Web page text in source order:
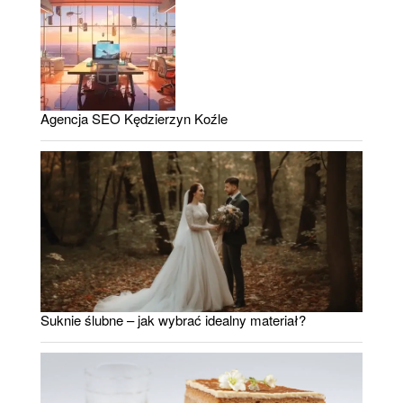
Agencja SEO Kędzierzyn Koźle
Suknie ślubne – jak wybrać idealny materiał?